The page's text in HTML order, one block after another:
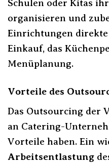
Schulen oder Kitas
organisieren und
Einrichtungen
Einkauf, das
Menüplanung.
Vorteile des
Das Outsourcing der
an Catering-
Vorteile haben. Ein
Arbeitsentlastung